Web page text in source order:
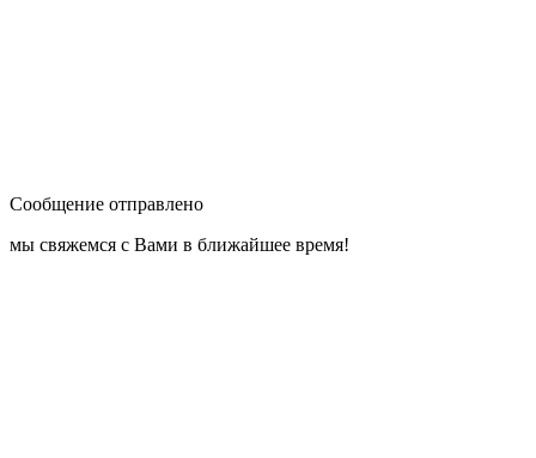
Сообщение отправлено
мы свяжемся с Вами в ближайшее время!